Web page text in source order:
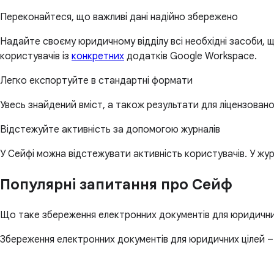
Переконайтеся, що важливі дані надійно збережено
Надайте своєму юридичному відділу всі необхідні
користувачів із конкретних додатків Google Workspace.
Легко експортуйте в стандартні формати
Увесь знайдений вміст, а також результати для
Відстежуйте активність за допомогою журналів
У Сейфі можна відстежувати активність користувачів. У
Популярні запитання про Сейф
Що таке збереження електронних документів для
Збереження електронних документів для юридичних цілей